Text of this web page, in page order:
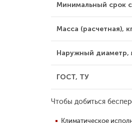
Минимальный срок
Масса (расчетная),
Наружный диаметр,
ГОСТ, ТУ
Чтобы добиться
Климатическое